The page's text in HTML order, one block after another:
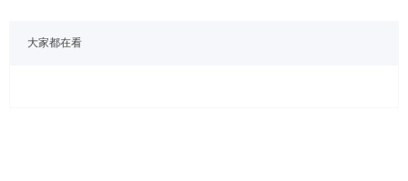
大家都在看